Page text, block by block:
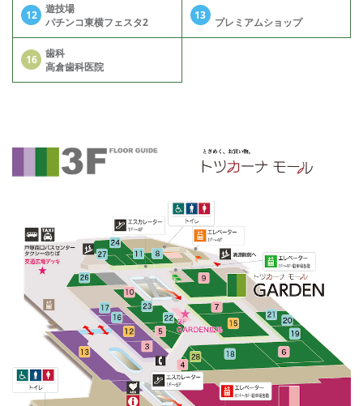
12
遊技場
パチンコ東横フェスタ2
13 プレミアムショップ
16
歯科
高倉歯科医院